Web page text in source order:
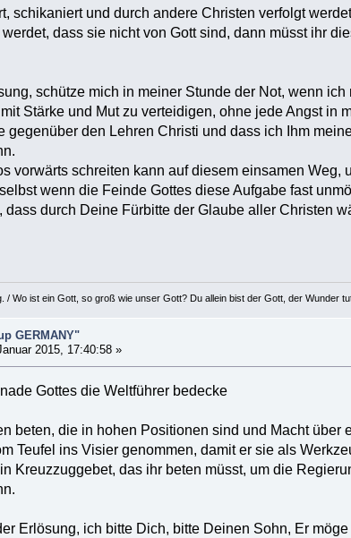
schikaniert und durch andere Christen verfolgt
dass sie nicht von Gott sind, dann müsst ihr
schütze mich in meiner Stunde der Not, wenn
Stärke und Mut zu verteidigen, ohne jede Angst in
gegenüber den Lehren Christi und dass ich Ihm
vorwärts schreiten kann auf diesem einsamen Weg,
wenn die Feinde Gottes diese Aufgabe fast
dass durch Deine Fürbitte der Glaube aller Christen
/ Wo ist ein Gott, so groß wie unser Gott? Du allein bist der Gott, der Wunder
GERMANY"
2015, 17:40:58 »
Gottes die Weltführer bedecke
beten, die in hohen Positionen sind und Macht
Teufel ins Visier genommen, damit er sie als
Kreuzzuggebet, das ihr beten müsst, um die
Erlösung, ich bitte Dich, bitte Deinen Sohn, Er